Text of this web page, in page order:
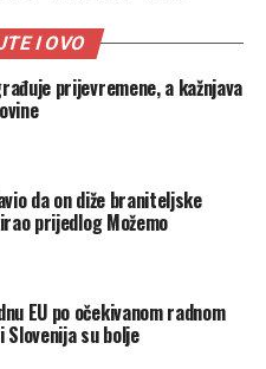
I OVO
prijevremene, a kažnjava
da on diže braniteljske
prijedlog Možemo
EU po očekivanom radnom
Slovenija su bolje